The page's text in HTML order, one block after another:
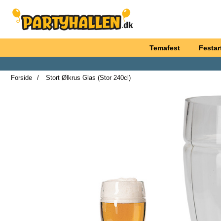
Startside for Partyhallen AB
Temafest
Forside
Stort Ølkrus Glas (Stor 240cl)